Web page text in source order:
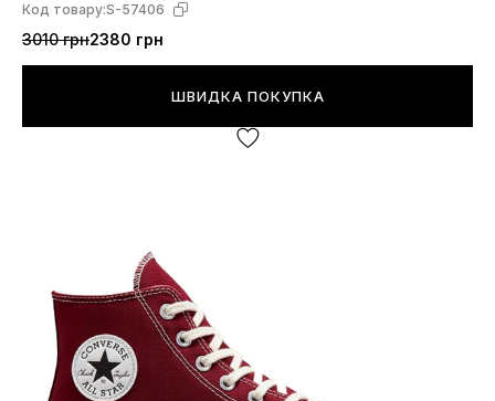
Код товару:S-57406
3010 грн2380 грн
ШВИДКА ПОКУПКА